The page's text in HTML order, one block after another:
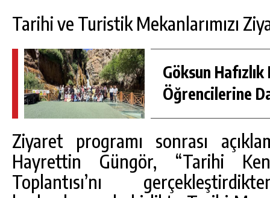
Tarihi ve Turistik Mekanlarımızı
Göksun Hafızlık
Öğrencilerine
Ziyaret programı sonrası
Hayrettin Güngör, “Tarihi
Toplantısı’nı